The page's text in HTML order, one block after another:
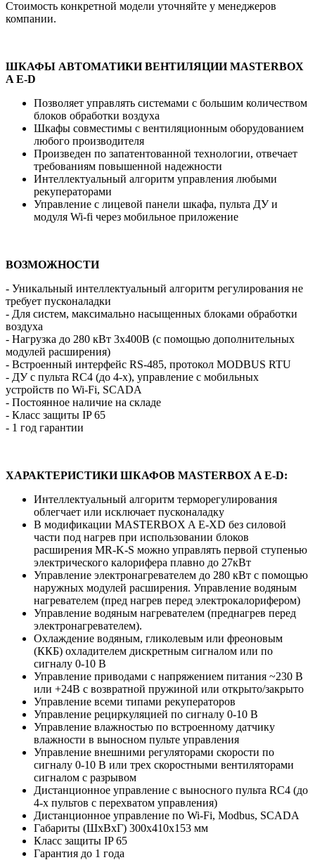
Стоимость конкретной модели уточняйте у менеджеров
компании.
ШКАФЫ АВТОМАТИКИ ВЕНТИЛЯЦИИ MASTERBOX
A E-D
Позволяет управлять системами с большим количеством
блоков обработки воздуха
Шкафы совместимы с вентиляционным оборудованием
любого производителя
Произведен по запатентованной технологии, отвечает
требованиям повышенной надежности
Интеллектуальный алгоритм управления любыми
рекуператорами
Управление с лицевой панели шкафа, пульта ДУ и
модуля Wi-fi через мобильное приложение
ВОЗМОЖНОСТИ
- Уникальный интеллектуальный алгоритм регулирования не
требует пусконаладки
- Для систем, максимально насыщенных блоками обработки
воздуха
- Нагрузка до 280 кВт 3х400В (с помощью дополнительных
модулей расширения)
- Встроенный интерфейс RS-485, протокол MODBUS RTU
- ДУ с пульта RC4 (до 4-х), управление с мобильных
устройств по Wi-Fi, SCADA
- Постоянное наличие на складе
- Класс защиты IP 65
- 1 год гарантии
ХАРАКТЕРИСТИКИ ШКАФОВ MASTERBOX A E-D:
Интеллектуальный алгоритм терморегулирования
облегчает или исключает пусконаладку
В модификации MASTERBOX A E-XD без силовой
части под нагрев при использовании блоков
расширения MR-K-S можно управлять первой ступенью
электрического калорифера плавно до 27кВт
Управление электронагревателем до 280 кВт с помощью
наружных модулей расширения. Управление водяным
нагревателем (пред нагрев перед электрокалорифером)
Управление водяным нагревателем (преднагрев перед
электронагревателем).
Охлаждение водяным, гликолевым или фреоновым
(ККБ) охладителем дискретным сигналом или по
сигналу 0-10 В
Управление приводами с напряжением питания ~230 В
или +24В с возвратной пружиной или открыто/закрыто
Управление всеми типами рекуператоров
Управление рециркуляцией по сигналу 0-10 В
Управление влажностью по встроенному датчику
влажности в выносном пульте управления
Управление внешними регуляторами скорости по
сигналу 0-10 В или трех скоростными вентиляторами
сигналом с разрывом
Дистанционное управление с выносного пульта RC4 (до
4-х пультов с перехватом управления)
Дистанционное управление по Wi-Fi, Modbus, SCADA
Габариты (ШхВхГ) 300х410х153 мм
Класс защиты IP 65
Гарантия до 1 года